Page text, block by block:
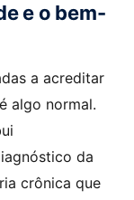
e o bem-
algo normal.
da
crônica que